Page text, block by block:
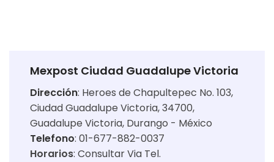
Mexpost Ciudad Guadalupe Victoria
Dirección: Heroes de Chapultepec No. 103,
Ciudad Guadalupe Victoria, 34700,
Guadalupe Victoria, Durango - México
Telefono: 01-677-882-0037
Horarios: Consultar Via Tel.